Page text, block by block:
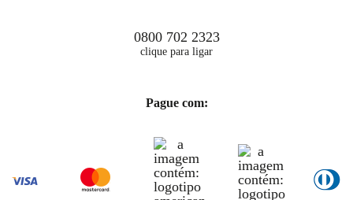
0800 702 2323
clique para ligar
Pague com: